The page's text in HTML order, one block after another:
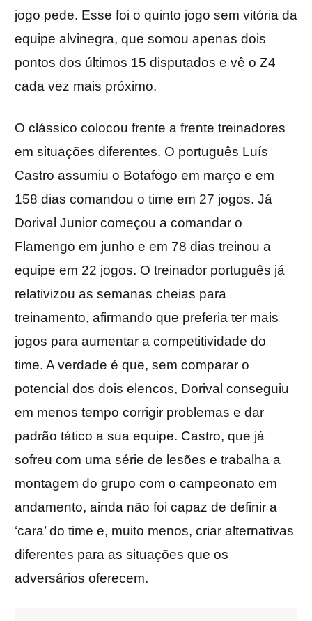
jogo pede. Esse foi o quinto jogo sem vitória da
equipe alvinegra, que somou apenas dois
pontos dos últimos 15 disputados e vê o Z4
cada vez mais próximo.
O clássico colocou frente a frente treinadores
em situações diferentes. O português Luís
Castro assumiu o Botafogo em março e em
158 dias comandou o time em 27 jogos. Já
Dorival Junior começou a comandar o
Flamengo em junho e em 78 dias treinou a
equipe em 22 jogos. O treinador português já
relativizou as semanas cheias para
treinamento, afirmando que preferia ter mais
jogos para aumentar a competitividade do
time. A verdade é que, sem comparar o
potencial dos dois elencos, Dorival conseguiu
em menos tempo corrigir problemas e dar
padrão tático a sua equipe. Castro, que já
sofreu com uma série de lesões e trabalha a
montagem do grupo com o campeonato em
andamento, ainda não foi capaz de definir a
‘cara’ do time e, muito menos, criar alternativas
diferentes para as situações que os
adversários oferecem.